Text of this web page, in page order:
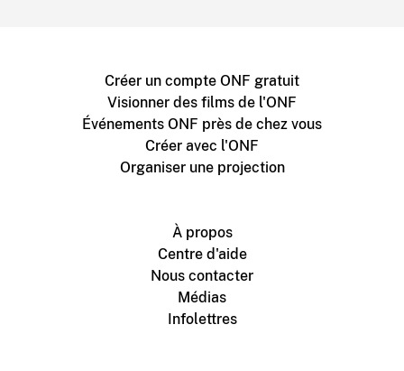
Créer un compte ONF gratuit
Visionner des films de l'ONF
Événements ONF près de chez vous
Créer avec l'ONF
Organiser une projection
À propos
Centre d'aide
Nous contacter
Médias
Infolettres